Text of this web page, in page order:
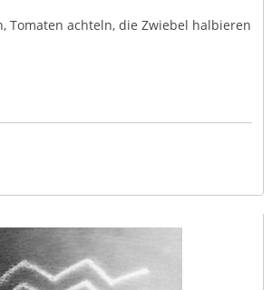
Tomaten achteln, die Zwiebel halbieren